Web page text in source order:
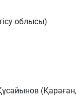
облысы)